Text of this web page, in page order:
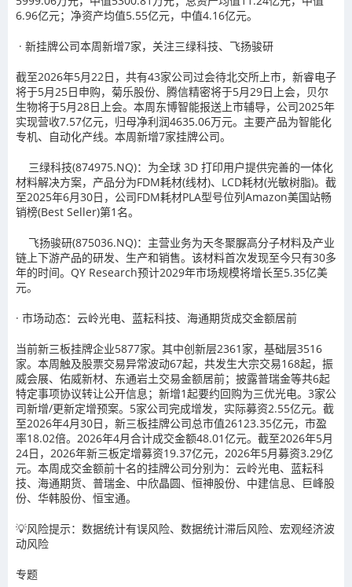
6.96亿元；净资产均值5.55亿元，中值4.16亿元。
· 新挂牌公司本周新增7家，关注三绿科技、飞扬骏研
截至2026年5月22日，共有43家公司过会待北交所上市，新睿电子
将于5月25日申购，菊乐股份、腾信精密将于5月29日上会，贝尔
生物将于5月28日上会。本周东博智能报送上市辅导，公司2025年
实现营收7.57亿元，归母净利润4635.06万元。主要产品为智能化
专机、自动化产线。本周新增7家挂牌公司。
三绿科技(874975.NQ)：为全球 3D 打印用户提供完善的一体化
材料解决方案，产品分为FDM耗材(线材)、LCD耗材(光敏树脂)。截
至2025年6月30日，公司FDM耗材PLA型号位列Amazon美国站畅
销榜(Best Seller)第1名。
飞扬骏研(875036.NQ)：主营业务为天冬聚脲高分子材料及产业
链上下游产品的研发、生产和销售。该材料首次发现至今只有30多
年的时间。QY Research预计2029年市场规模将增长至5.35亿美
元。
· 市场动态：云岭光电、蓝耘科技、海通期货成交金额居前
当前新三板挂牌企业5877家。其中创新层2361家，基础层3516
家。本周触及股票交易异常波动67起，共发生大宗交易168起，振
威会展、佑威新材、东通岩土交易金额居前；披露普瑞金等共6起
特定事项协议转让公开信息；新增1起要约回购为三优光电。3家公
司新增/更新定增预案。5家公司完成增发，实际募资2.55亿元。截
至2026年4月30日，新三板挂牌公司总市值26123.35亿元，市盈
率18.02倍。2026年4月合计成交金额48.01亿元。截至2026年5月
24日，2026年新三板定增募资19.37亿元，2026年5月募资3.29亿
元。 本周成交金额前十名的挂牌公司分别为：云岭光电、蓝耘科
技、海通期货、普瑞金、中欣晶圆、恒神股份、中建信息、巨峰股
份、华韩股份、恒宝通。
💡风险提示： 数据统计有误风险、数据统计滞后风险、宏观经济波
动风险
专题